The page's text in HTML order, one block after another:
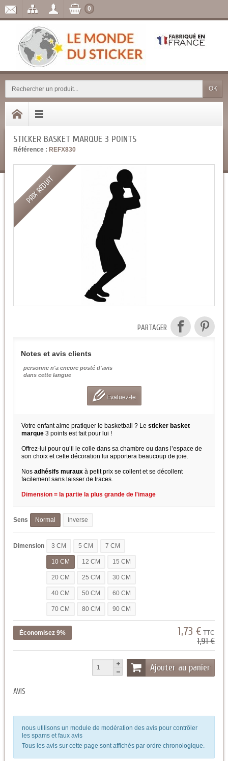
OK
0
STICKER BASKET MARQUE 3 POINTS
Référence : REFX830
PRIX RÉDUIT
PARTAGER
Notes et avis clients
personne n'a encore posté d'avis
dans cette langue
Evaluez-le
Votre enfant aime pratiquer le basketball ? Le sticker basket
marque 3 points est fait pour lui !
Offrez-lui pour qu’il le colle dans sa chambre ou dans l’espace de
son choix et cette décoration lui apportera beaucoup de joie.
Nos adhésifs muraux à petit prix se collent et se décollent
facilement sans laisser de traces.
Dimension = la partie la plus grande de l'image
Sens Normal Inverse
Dimension 3 CM 5 CM 7 CM
10 CM 12 CM 15 CM
20 CM 25 CM 30 CM
40 CM 50 CM 60 CM
70 CM 80 CM 90 CM
Économisez 9% 1,73 € TTC
1,91 €
Ajouter au panier
AVIS
nous utilisons un module de modération des avis pour contrôler
les spams et faux avis
Tous les avis sur cette page sont affichés par ordre chronologique.